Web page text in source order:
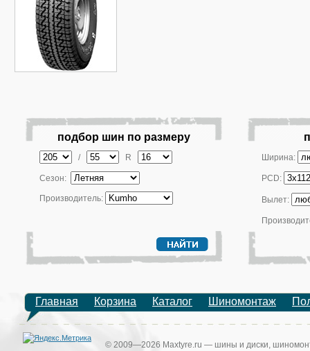
подбор шин по размеру
/ R
Сезон:
Производитель:
Ширина:
PCD:
Вылет:
Главная Корзина Каталог Шиномонтаж
© 2009—2026 Maxtyre.ru — шины и диски,